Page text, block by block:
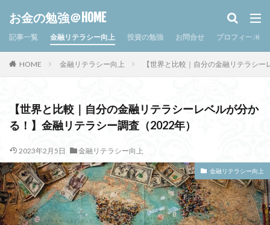
お金の勉強＠HOME
記事一覧 金融リテラシー向上 投資の勉強 お問合せ プロフィール
HOME 金融リテラシー向上 【世界と比較｜自分の金融リテラシ
【世界と比較｜自分の金融リテラシーレベルが分か
る！】金融リテラシー調査（2022年）
2023年2月5日 金融リテラシー向上
金融リテラシー向上